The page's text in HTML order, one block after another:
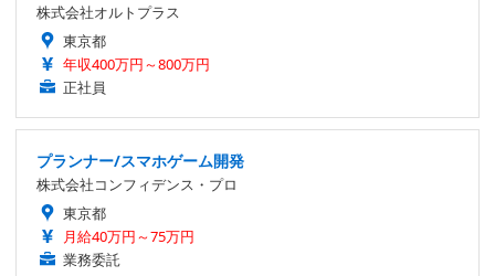
株式会社オルトプラス
東京都
年収400万円～800万円
正社員
プランナー/スマホゲーム開発
株式会社コンフィデンス・プロ
東京都
月給40万円～75万円
業務委託